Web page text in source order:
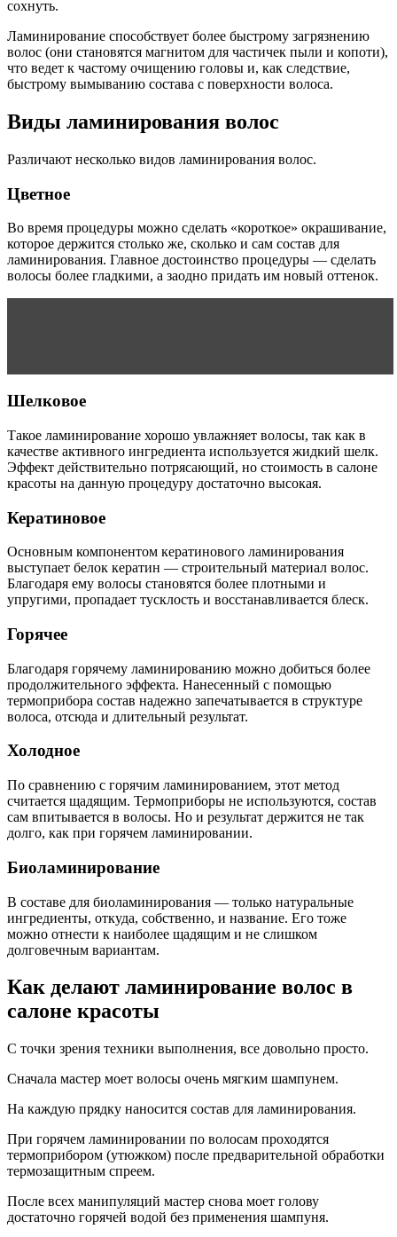
сохнуть.
Ламинирование способствует более быстрому загрязнению
волос (они становятся магнитом для частичек пыли и копоти),
что ведет к частому очищению головы и, как следствие,
быстрому вымыванию состава с поверхности волоса.
Виды ламинирования волос
Различают несколько видов ламинирования волос.
Цветное
Во время процедуры можно сделать «короткое» окрашивание,
которое держится столько же, сколько и сам состав для
ламинирования. Главное достоинство процедуры — сделать
волосы более гладкими, а заодно придать им новый оттенок.
Шелковое
Такое ламинирование хорошо увлажняет волосы, так как в
качестве активного ингредиента используется жидкий шелк.
Эффект действительно потрясающий, но стоимость в салоне
красоты на данную процедуру достаточно высокая.
Кератиновое
Основным компонентом кератинового ламинирования
выступает белок кератин — строительный материал волос.
Благодаря ему волосы становятся более плотными и
упругими, пропадает тусклость и восстанавливается блеск.
Горячее
Благодаря горячему ламинированию можно добиться более
продолжительного эффекта. Нанесенный с помощью
термоприбора состав надежно запечатывается в структуре
волоса, отсюда и длительный результат.
Холодное
По сравнению с горячим ламинированием, этот метод
считается щадящим. Термоприборы не используются, состав
сам впитывается в волосы. Но и результат держится не так
долго, как при горячем ламинировании.
Биоламинирование
В составе для биоламинирования — только натуральные
ингредиенты, откуда, собственно, и название. Его тоже
можно отнести к наиболее щадящим и не слишком
долговечным вариантам.
Как делают ламинирование волос в
салоне красоты
С точки зрения техники выполнения, все довольно просто.
Сначала мастер моет волосы очень мягким шампунем.
На каждую прядку наносится состав для ламинирования.
При горячем ламинировании по волосам проходятся
термоприбором (утюжком) после предварительной обработки
термозащитным спреем.
После всех манипуляций мастер снова моет голову
достаточно горячей водой без применения шампуня.